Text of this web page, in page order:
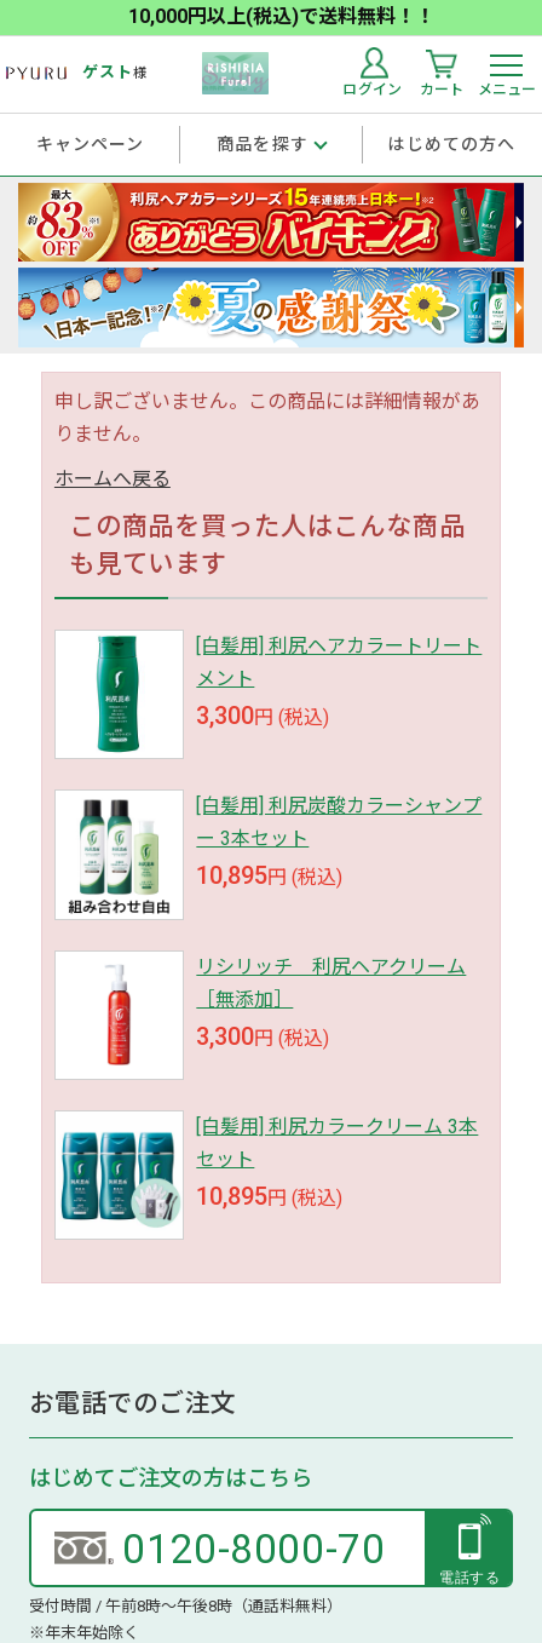
10,000円以上(税込)で送料無料！！
ゲスト様
ログイン カート メニュー
キャンペーン 商品を探す はじめての方へ
申し訳ございません。この商品には詳細情報があ
りません。
ホームへ戻る
この商品を買った人はこんな商品
も見ています
[白髪用] 利尻ヘアカラートリート
メント
3,300円 (税込)
[白髪用] 利尻炭酸カラーシャンプ
ー 3本セット
10,895円 (税込)
リシリッチ 利尻ヘアクリーム
［無添加］
3,300円 (税込)
[白髪用] 利尻カラークリーム 3本
セット
10,895円 (税込)
お電話でのご注文
はじめてご注文の方はこちら
0120-8000-70
受付時間 / 午前8時～午後8時（通話料無料）
※年末年始除く